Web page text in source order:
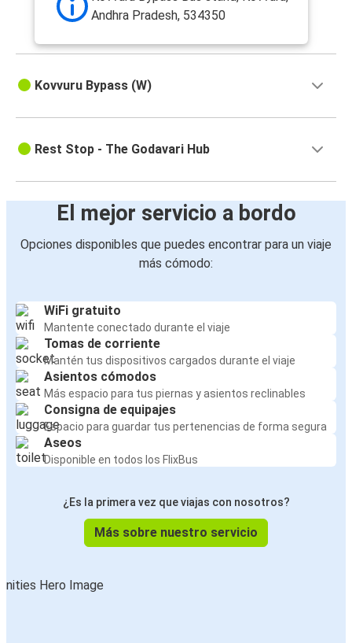
Andhra Pradesh, 534350
Kovvuru Bypass (W)
Rest Stop - The Godavari Hub
El mejor servicio a bordo
Opciones disponibles que puedes encontrar para un viaje
más cómodo:
WiFi gratuito
Mantente conectado durante el viaje
Tomas de corriente
Mantén tus dispositivos cargados durante el viaje
Asientos cómodos
Más espacio para tus piernas y asientos reclinables
Consigna de equipajes
Espacio para guardar tus pertenencias de forma segura
Aseos
Disponible en todos los FlixBus
¿Es la primera vez que viajas con nosotros?
Más sobre nuestro servicio